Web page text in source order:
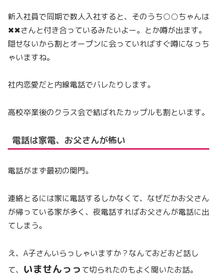
新入社員で同期で数人入社すると、そのうち○○ちゃんは
✖✖さんと付き合っているみたいよー。とか噂が出ます。
隠せないから割とオープンに会っていればすぐ噂になっち
ゃいますね。
社内恋愛だと内線電話でバレたりします。
高校卒業後のクラス会で結ばれたカップルも割といます。
電話は家電、お父さんが怖い
電話がまず最初の関門。
連絡とるには家に電話するしかなくて、なぜだかお父さん
が帰っている家が多く、夜電話すればお父さんが電話に出
てしまう。
え、A子さんいらっしゃいますか？なんておどおど話し
て、 いませんっっ て切られたのもよく聞いたお話。